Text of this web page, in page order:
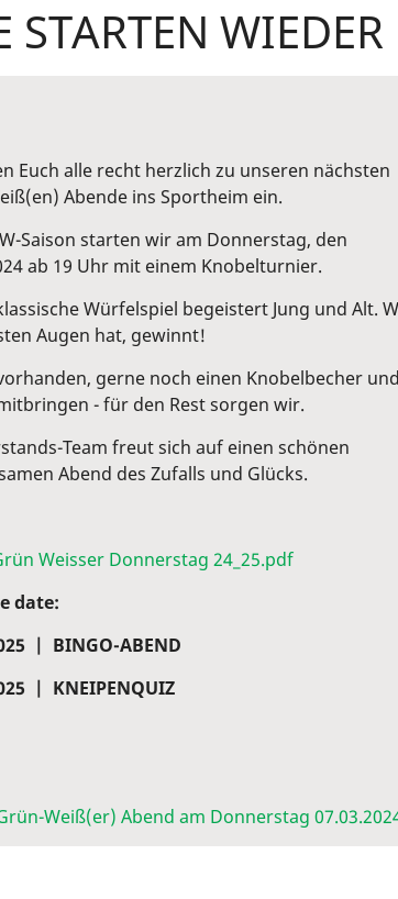
WIEDER
Euch alle recht herzlich zu unseren nächsten
Abende ins Sportheim ein.
Saison starten wir am Donnerstag, den
ab 19 Uhr mit einem Knobelturnier.
Würfelspiel begeistert Jung und Alt.
Augen hat, gewinnt!
gerne noch einen Knobelbecher
- für den Rest sorgen wir.
Team freut sich auf einen schönen
Abend des Zufalls und Glücks.
Weisser Donnerstag 24_25.pdf
date:
| BINGO-ABEND
| KNEIPENQUIZ
Weiß(er) Abend am Donnerstag